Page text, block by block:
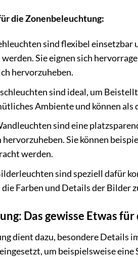
die Zonenbeleuchtung:
sind flexibel einsetzbar
Sie eignen sich
hervorzuheben.
sind ideal, um
Ambiente und können
sind eine
Sie können
werden.
sind speziell dafür
die Farben und Details der Bilder
Das gewisse Etwas
dient dazu, besondere Details
um beispielsweise